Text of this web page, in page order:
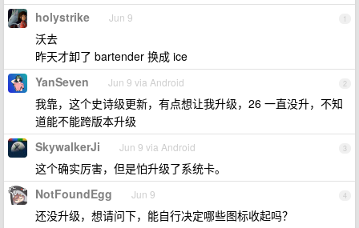
1
holystrike Jun 9
沃去
昨天才卸了 bartender 换成 ice
2
YanSeven Jun 9 via Android
我靠，这个史诗级更新，有点想让我升级，26 一直没升，不知
道能不能跨版本升级
3
SkywalkerJi Jun 9 via Android
这个确实厉害，但是怕升级了系统卡。
4
NotFoundEgg Jun 9
还没升级，想请问下，能自行决定哪些图标收起吗？